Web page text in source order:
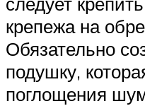
крепежа на
Обязательно
подушку,
поглощения